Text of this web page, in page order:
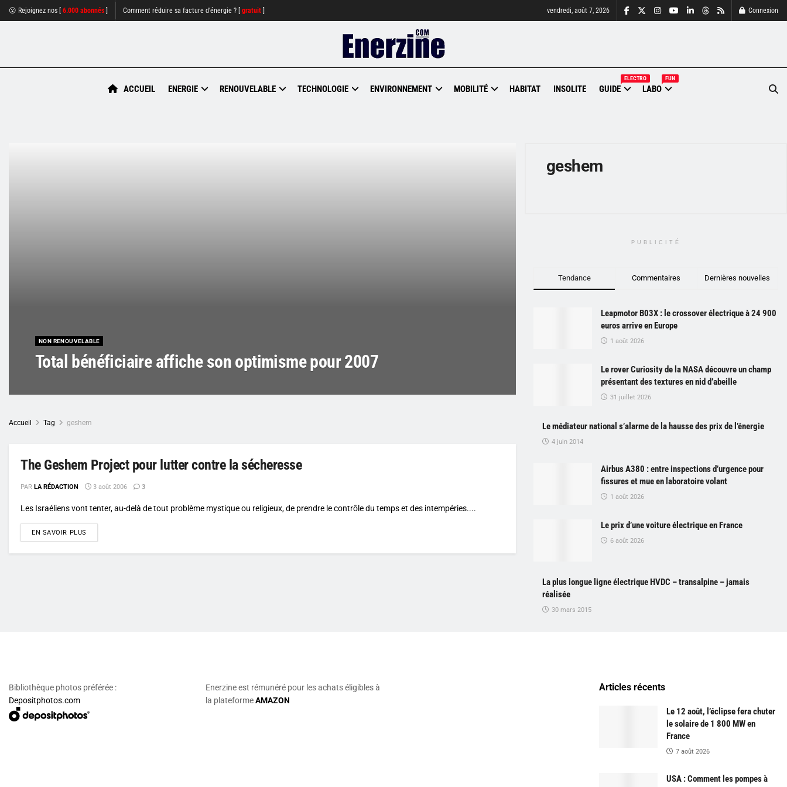
😮 Rejoignez nos [ 6.000 abonnés Comment réduire sa facture d'énergie ? [ gratuit vendredi, août 7, 2026 Connexion
ACCUEIL ENERGIE RENOUVELABLE TECHNOLOGIE ENVIRONNEMENT MOBILITÉ HABITAT INSOLITE GUIDE
ELECTRO
LABO
FUN
NON RENOUVELABLE
Total bénéficiaire affiche son optimisme pour 2007
Accueil Tag geshem
The Geshem Project pour lutter contre la sécheresse
PAR LA RÉDACTION 3 août 2006 3
Les Israéliens vont tenter, au-delà de tout problème mystique ou religieux, de prendre le contrôle du temps et des intempéries....
EN SAVOIR PLUS
geshem
PUBLICITÉ
Tendance Commentaires Dernières nouvelles
Leapmotor B03X : le crossover électrique à 24 900
euros arrive en Europe
1 août 2026
Le rover Curiosity de la NASA découvre un champ
présentant des textures en nid d’abeille
31 juillet 2026
Le médiateur national s’alarme de la hausse des prix de l’énergie
4 juin 2014
Airbus A380 : entre inspections d’urgence pour
fissures et mue en laboratoire volant
1 août 2026
Le prix d’une voiture électrique en France
6 août 2026
La plus longue ligne électrique HVDC – transalpine – jamais
réalisée
30 mars 2015
Bibliothèque photos préférée :
Depositphotos.com
Enerzine est rémunéré pour les achats éligibles à
la plateformeAMAZON
Articles récents
Le 12 août, l’éclipse fera chuter
le solaire de 1 800 MW en
France
7 août 2026
USA : Comment les pompes à